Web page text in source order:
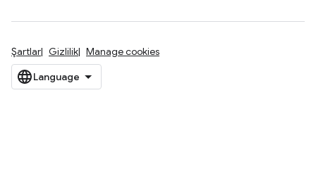
Şartlar Gizlilik Manage cookies